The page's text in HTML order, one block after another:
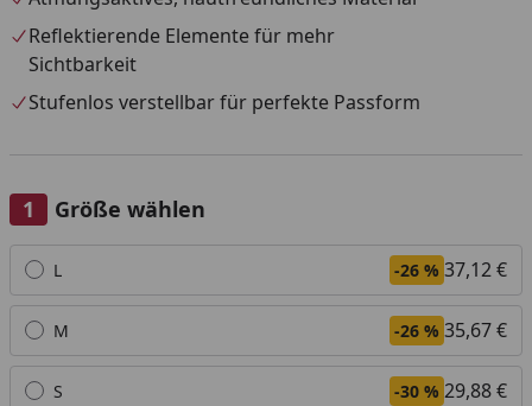
Reflektierende Elemente für mehr
Sichtbarkeit
Stufenlos verstellbar für perfekte Passform
Größe wählen
Alle anzeigen (7)
L -26 % 37,12 €
M -26 % 35,67 €
S -30 % 29,88 €